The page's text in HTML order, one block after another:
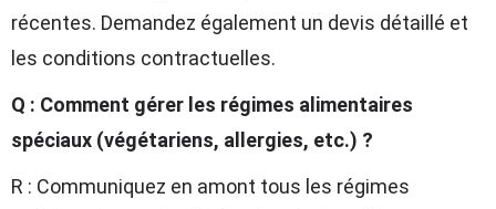
récentes. Demandez également un devis détaillé et
les conditions contractuelles.
Q : Comment gérer les régimes alimentaires
spéciaux (végétariens, allergies, etc.) ?
R : Communiquez en amont tous les régimes